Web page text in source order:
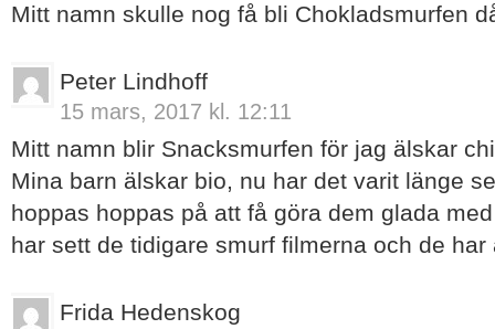
Mitt namn skulle nog få bli Chokladsmurfen
Peter Lindhoff
15 mars, 2017 kl. 12:11
Mitt namn blir Snacksmurfen för jag älskar
Mina barn älskar bio, nu har det varit länge
hoppas hoppas på att få göra dem glada
har sett de tidigare smurf filmerna och de har
Frida Hedenskog